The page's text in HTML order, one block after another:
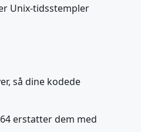
Unix-tidsstempler
så dine kodede
erstatter dem med